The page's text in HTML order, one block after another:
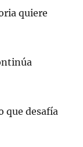
quiere
que desafía